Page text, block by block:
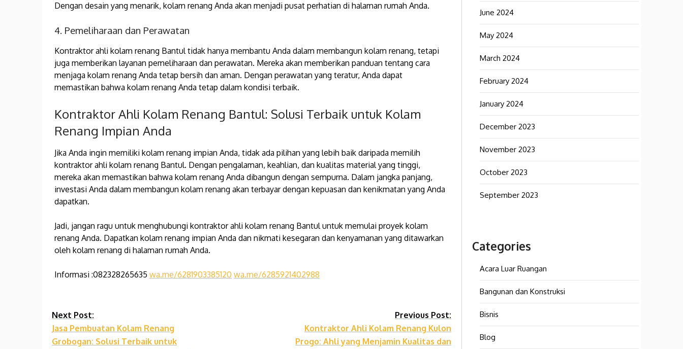
Dengan desain yang menarik, kolam renang Anda akan menjadi pusat perhatian di halaman rumah Anda.
4. Pemeliharaan dan Perawatan
Kontraktor ahli kolam renang Bantul tidak hanya membantu Anda dalam membangun kolam renang, tetapi
juga memberikan layanan pemeliharaan dan perawatan. Mereka akan memberikan panduan tentang cara
menjaga kolam renang Anda tetap bersih dan aman. Dengan perawatan yang teratur, Anda dapat
memastikan bahwa kolam renang Anda tetap dalam kondisi terbaik.
Kontraktor Ahli Kolam Renang Bantul: Solusi Terbaik untuk Kolam
Renang Impian Anda
Jika Anda ingin memiliki kolam renang impian Anda, tidak ada pilihan yang lebih baik daripada memilih
kontraktor ahli kolam renang Bantul. Dengan pengalaman, keahlian, dan kualitas material yang tinggi,
mereka akan memastikan bahwa kolam renang Anda dibangun dengan sempurna. Dalam jangka panjang,
investasi Anda dalam membangun kolam renang akan terbayar dengan kepuasan dan kenikmatan yang Anda
dapatkan.
Jadi, jangan ragu untuk menghubungi kontraktor ahli kolam renang Bantul untuk memulai proyek kolam
renang Anda. Dapatkan kolam renang impian Anda dan nikmati kesegaran dan kenyamanan yang ditawarkan
oleh kolam renang di halaman rumah Anda.
Informasi :082328265635 wa.me/6281903385120 wa.me/6285921402988
Continue
Reading
Next Post:
Jasa Pembuatan Kolam Renang
Grobogan: Solusi Terbaik untuk
Previous Post:
Kontraktor Ahli Kolam Renang Kulon
Progo: Ahli yang Menjamin Kualitas dan
June 2024
May 2024
March 2024
February 2024
January 2024
December 2023
November 2023
October 2023
September 2023
Categories
Acara Luar Ruangan
Bangunan dan Konstruksi
Bisnis
Blog